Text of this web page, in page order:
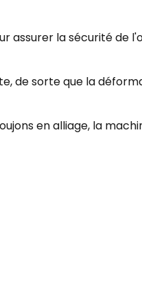
assurer la sécurité de
de sorte que la
en alliage, la